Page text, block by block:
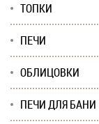
ТОПКИ
ПЕЧИ
ОБЛИЦОВКИ
ПЕЧИ ДЛЯ БАНИ